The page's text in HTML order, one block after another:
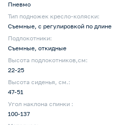
Пневмо
Тип подножек кресло-коляски:
Съемные, с регулировкой по длине
Подлокотники:
Съемные, откидные
Высота подлокотников,см:
22-25
Высота сиденья, см.:
47-51
Угол наклона спинки :
100-137